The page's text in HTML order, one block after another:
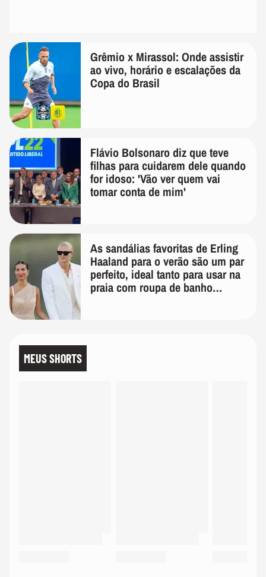
Grêmio x Mirassol: Onde assistir
ao vivo, horário e escalações da
Copa do Brasil
Flávio Bolsonaro diz que teve
filhas para cuidarem dele quando
for idoso: 'Vão ver quem vai
tomar conta de mim'
As sandálias favoritas de Erling
Haaland para o verão são um par
perfeito, ideal tanto para usar na
praia com roupa de banho
MEUS SHORTS